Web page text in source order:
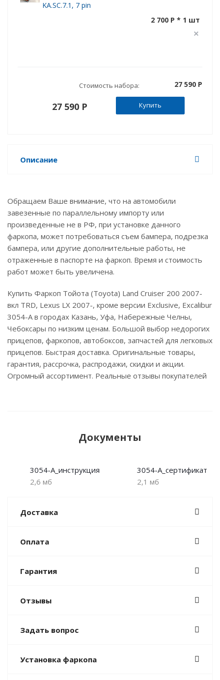
KA.SC.7.1, 7 pin
2 700 P * 1 шт
Стоимость набора: 27 590 P
27 590 P Купить
Описание
Обращаем Ваше внимание, что на автомобили
завезенные по параллельному импорту или
произведенные не в РФ, при установке данного
фаркопа, может потребоваться съем бампера, подрезка
бампера, или другие дополнительные работы, не
отраженные в паспорте на фаркоп. Время и стоимость
работ может быть увеличена.
Купить Фаркоп Тойота (Toyota) Land Cruiser 200 2007-
вкл TRD, Lexus LX 2007-, кроме версии Exclusive, Excalibur
3054-A в городах Казань, Уфа, Набережные Челны,
Чебоксары по низким ценам. Большой выбор недорогих
прицепов, фаркопов, автобоксов, запчастей для легковых
прицепов. Быстрая доставка. Оригинальные товары,
гарантия, рассрочка, распродажи, скидки и акции.
Огромный ассортимент. Реальные отзывы покупателей
Документы
3054-A_инструкция
2,6 мб
3054-A_сертификат
2,1 мб
Доставка
Оплата
Гарантия
Отзывы
Задать вопрос
Установка фаркопа